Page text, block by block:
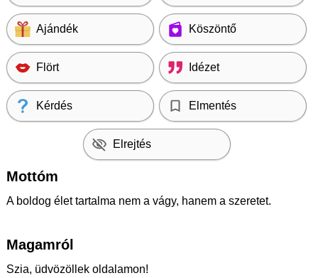
Ajándék Köszöntő
Flört Idézet
Kérdés Elmentés
Elrejtés
Mottóm
A boldog élet tartalma nem a vágy, hanem a szeretet.
Magamról
Szia, üdvözöllek oldalamon!